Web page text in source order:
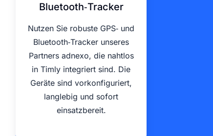
Bluetooth‑Tracker
Nutzen Sie robuste GPS‑ und
Bluetooth‑Tracker unseres
Partners adnexo, die nahtlos
in Timly integriert sind. Die
Geräte sind vorkonfiguriert,
langlebig und sofort
einsatzbereit.